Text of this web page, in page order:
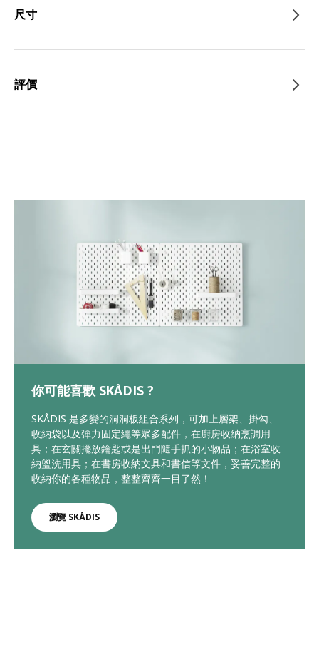
尺寸
評價
你可能喜歡 SKÅDIS ?
SKÅDIS 是多變的洞洞板組合系列，可加上層架、掛勾、
收納袋以及彈力固定繩等眾多配件，在廚房收納烹調用
具；在玄關擺放鑰匙或是出門隨手抓的小物品；在浴室收
納盥洗用具；在書房收納文具和書信等文件，妥善完整的
收納你的各種物品，整整齊齊一目了然！
瀏覽 SKÅDIS